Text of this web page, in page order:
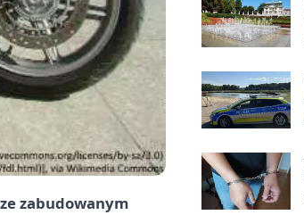
zabudowanym